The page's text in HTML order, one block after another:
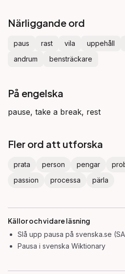
Närliggande ord
paus rast vila uppehåll
andrum
bensträckare
På engelska
pause, take a break, rest
Fler ord att utforska
prata person pengar
passion
processa pärla
Källor och vidare läsning
Slå upp pausa på svenska.se
Pausa i svenska Wiktionary